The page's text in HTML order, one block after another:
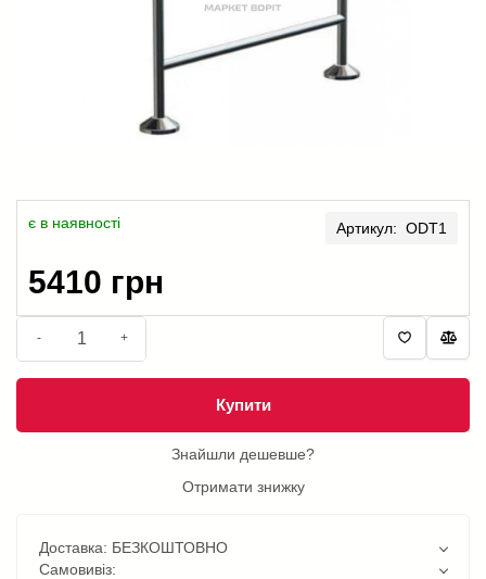
є в наявності Артикул: ODT1
5410 грн
- +
Купити
Знайшли дешевше?
Отримати знижку
Доставка: БЕЗКОШТОВНО
Самовивіз: